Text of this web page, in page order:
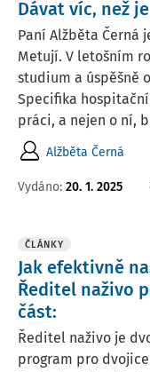
Dávat víc, než
Paní Alžběta Černá
Metují. V letošním
studium a úspěšně
Specifika
práci, a nejen o ní,
Alžběta Černá
Vydáno: 20. 1. 2025
ČLÁNKY
Jak efektivně
Ředitel naživo
část:
Ředitel naživo je
program pro